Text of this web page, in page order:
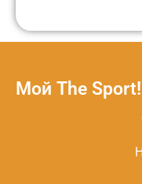
Мой The Sport!